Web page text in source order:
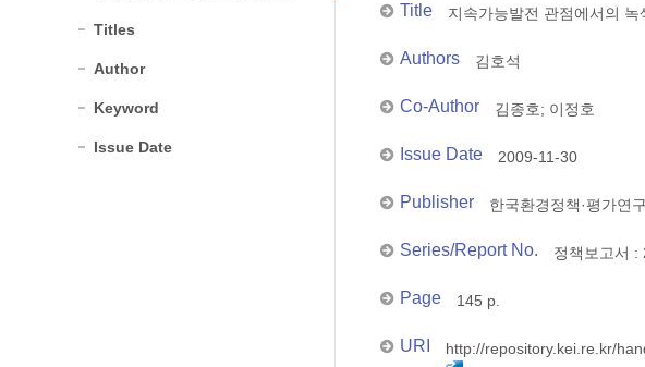
Titles
Author
Keyword
Issue Date
Title 지속가능발전 관점에서의
Authors 김호석
Co-Author 김종호; 이정호
Issue Date 2009-11-30
Publisher 한국환경정책·평가연
Series/Report No. 정책보고서 :
Page 145 p.
URI http://repository.kei.re.kr/